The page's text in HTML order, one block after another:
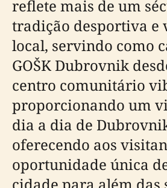
reflete mais de um
tradição desportiva e
local, servindo como
GOŠK Dubrovnik
centro comunitário
proporcionando um
dia a dia de
oferecendo aos
oportunidade única